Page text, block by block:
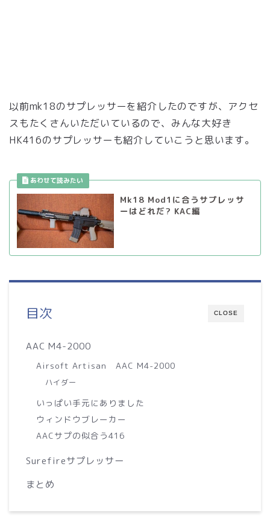
以前mk18のサプレッサーを紹介したのですが、アクセ
スもたくさんいただいているので、みんな大好き
HK416のサプレッサーも紹介していこうと思います。
Mk18 Mod1に合うサプレッサ
ーはどれだ? KAC編
CLOSE
目次
AAC M4-2000
Airsoft Artisan AAC M4-2000
ハイダー
いっぱい手元にありました
ウィンドウブレーカー
AACサプの似合う416
Surefireサプレッサー
まとめ